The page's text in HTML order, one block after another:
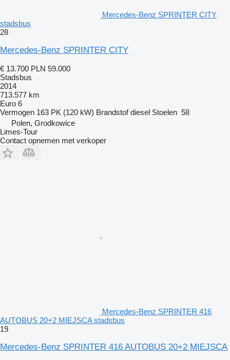
Mercedes-Benz SPRINTER CITY
stadsbus
28
Mercedes-Benz SPRINTER CITY
€ 13.700 PLN 59.000
Stadsbus
2014
713.577 km
Euro 6
Vermogen 163 PK (120 kW) Brandstof diesel Stoelen 58
Polen, Grodkowice
Limes-Tour
Contact opnemen met verkoper
Mercedes-Benz SPRINTER 416
AUTOBUS 20+2 MIEJSCA stadsbus
19
Mercedes-Benz SPRINTER 416 AUTOBUS 20+2 MIEJSCA